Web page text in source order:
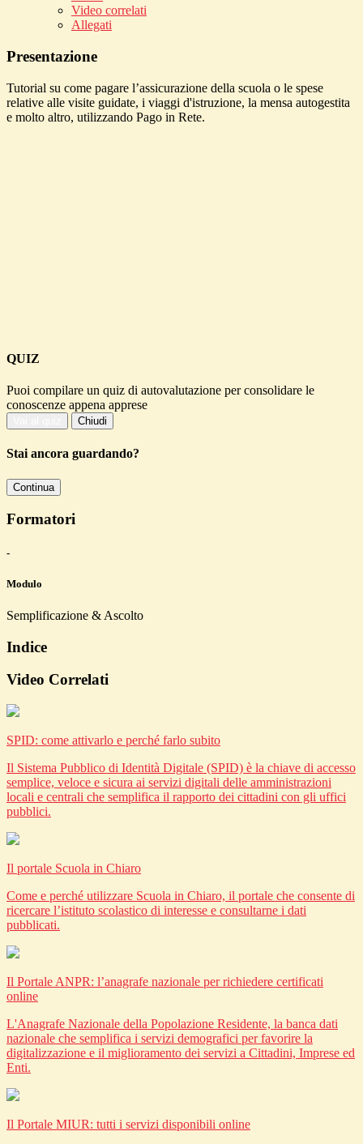
Video correlati
Allegati
Presentazione
Tutorial su come pagare l’assicurazione della scuola o le spese
relative alle visite guidate, i viaggi d'istruzione, la mensa autogestita
e molto altro, utilizzando Pago in Rete.
QUIZ
Puoi compilare un quiz di autovalutazione per consolidare le
conoscenze appena apprese
Chiudi
Stai ancora guardando?
Continua
Formatori
-
Modulo
Semplificazione & Ascolto
Indice
Video Correlati
SPID: come attivarlo e perché farlo subito
Il Sistema Pubblico di Identità Digitale (SPID) è la chiave di accesso
semplice, veloce e sicura ai servizi digitali delle amministrazioni
locali e centrali che semplifica il rapporto dei cittadini con gli uffici
pubblici.
Il portale Scuola in Chiaro
Come e perché utilizzare Scuola in Chiaro, il portale che consente di
ricercare l’istituto scolastico di interesse e consultarne i dati
pubblicati.
Il Portale ANPR: l’anagrafe nazionale per richiedere certificati
online
L'Anagrafe Nazionale della Popolazione Residente, la banca dati
nazionale che semplifica i servizi demografici per favorire la
digitalizzazione e il miglioramento dei servizi a Cittadini, Imprese ed
Enti.
Il Portale MIUR: tutti i servizi disponibili online